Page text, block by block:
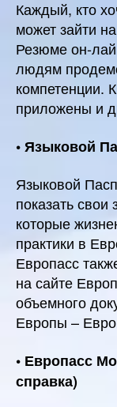
Каждый, кто
может зайти
Резюме он-
людям
компетенции.
приложены и
• Языковой
Языковой
показать
которые
практики в
Европасс
на сайте
объемного
Европы –
• Европасс
справка)